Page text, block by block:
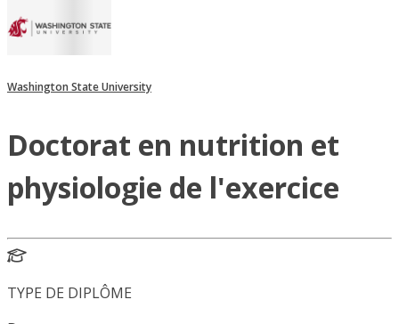
Washington State University
Doctorat en nutrition et
physiologie de l'exercice
TYPE DE DIPLÔME